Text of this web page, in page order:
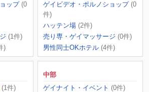
ップ (0
(1件)
)
ゲイビデオ・ポルノショップ (0
件)
ハッテン場 (2件)
売り専・ゲイマッサージ (0件)
男性同士OKホテル (4件)
(1件)
中部
ゲイナイト・イベント (0件)